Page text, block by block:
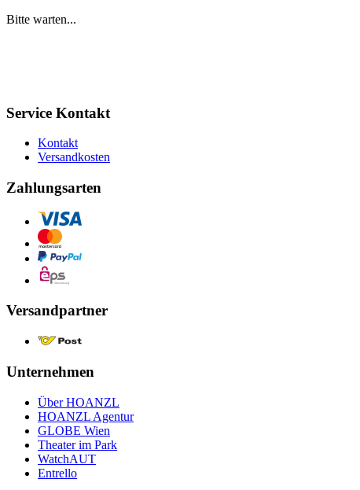
Bitte warten...
Service Kontakt
Kontakt
Versandkosten
Zahlungsarten
Versandpartner
Unternehmen
Über HOANZL
HOANZL Agentur
GLOBE Wien
Theater im Park
WatchAUT
Entrello